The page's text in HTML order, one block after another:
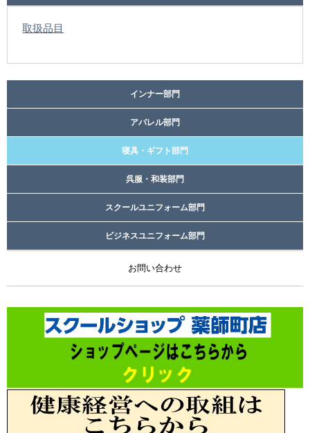
取扱品目
インナー部門
アパレル部門
寝具・ギフト部門
呉服・和装部門
スクールユニフォーム部門
ビジネスユニフォーム部門
お問い合わせ